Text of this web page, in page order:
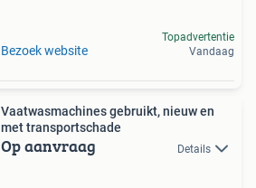
Bezoek website
Topadvertentie
Vandaag
Vaatwasmachines gebruikt, nieuw en
met transportschade
Op aanvraag Details